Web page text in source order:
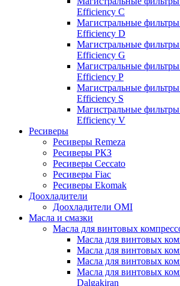
Efficiency C
Магистральные
Efficiency D
Магистральные
Efficiency G
Магистральные
Efficiency P
Магистральные
Efficiency S
Магистральные
Efficiency V
Ресиверы
Ресиверы Remeza
Ресиверы РКЗ
Ресиверы Ceccato
Ресиверы Fiac
Ресиверы Ekomak
Доохладители
Доохладители OMI
Масла и смазки
Масла для винтовых
Масла для винтовых
Масла для винтовых
Масла для винтовых
Масла для винтовых
Dalgakiran